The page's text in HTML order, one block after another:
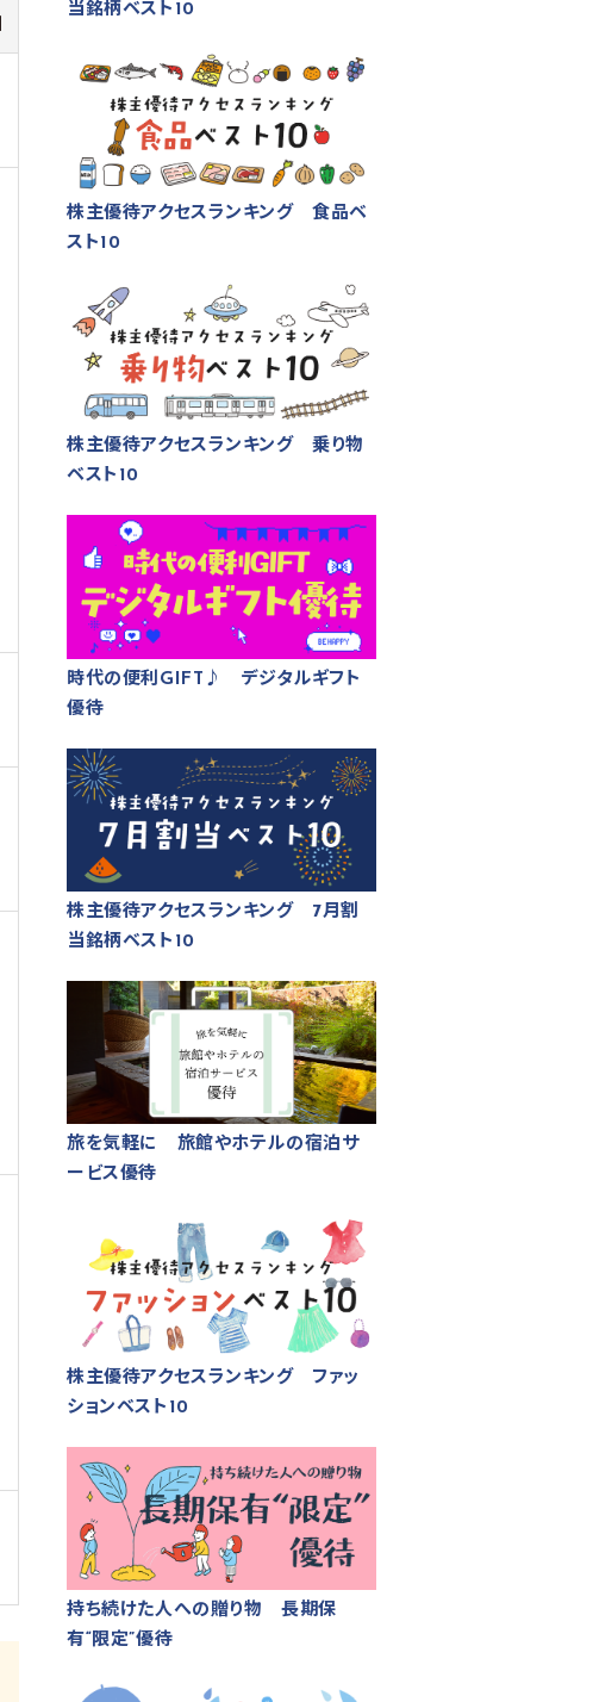
当銘柄ベスト10
株主優待アクセスランキング 食品ベ
スト10
株主優待アクセスランキング 乗り物
ベスト10
時代の便利GIFT♪ デジタルギフト
優待
株主優待アクセスランキング 7月割
当銘柄ベスト10
旅を気軽に 旅館やホテルの宿泊サ
ービス優待
株主優待アクセスランキング ファッ
ションベスト10
持ち続けた人への贈り物 長期保
有“限定”優待